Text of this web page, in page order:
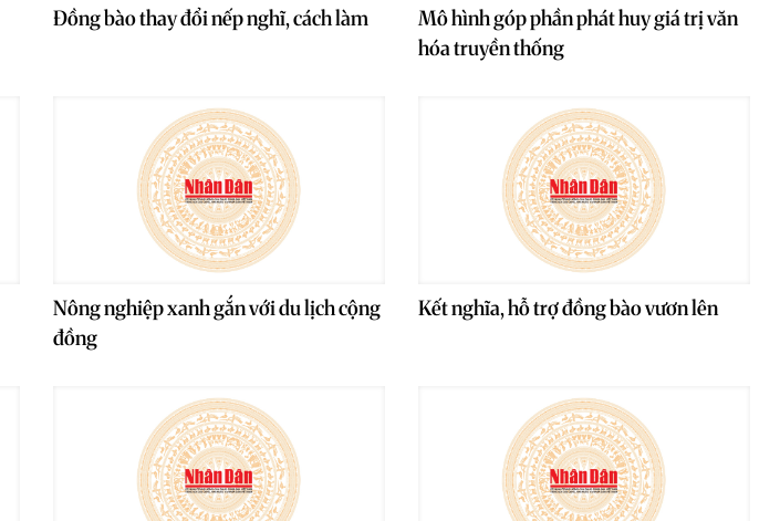
Đồng bào thay đổi nếp nghĩ, cách làm
Mô hình góp phần phát huy giá trị văn
hóa truyền thống
Nông nghiệp xanh gắn với du lịch cộng
đồng
Kết nghĩa, hỗ trợ đồng bào vươn lên